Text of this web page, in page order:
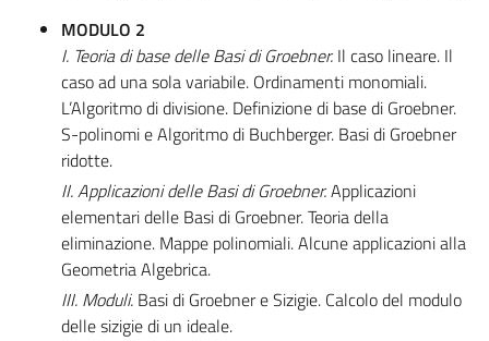
MODULO 2
I. Teoria di base delle Basi di Groebner. Il caso lineare. Il
caso ad una sola variabile. Ordinamenti monomiali.
L’Algoritmo di divisione. Definizione di base di Groebner.
S-polinomi e Algoritmo di Buchberger. Basi di Groebner
ridotte.
II. Applicazioni delle Basi di Groebner.Applicazioni
elementari delle Basi di Groebner. Teoria della
eliminazione. Mappe polinomiali. Alcune applicazioni alla
Geometria Algebrica.
III. Moduli. Basi di Groebner e Sizigie. Calcolo del modulo
delle sizigie di un ideale.